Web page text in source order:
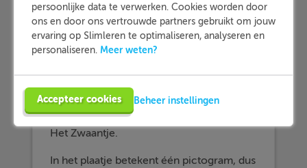
en gramma. Pictus betekent plaatje en
gramma betekent letter
Met een pictogram kun je op een simpele
hier pictogrammen (plaatjes) staan achter
drie scholen: De Regenboog, De Lelie en
Het Zwaantje.
In het plaatje betekent één pictogram, dus
persoonlijke data te verwerken. Cookies worden door
ons en door ons vertrouwde partners gebruikt om jouw
ervaring op Slimleren te optimaliseren, analyseren en
personaliseren. Meer weten?
Accepteer cookies Beheer instellingen